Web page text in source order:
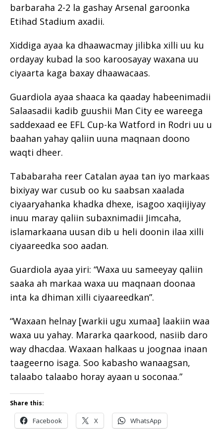
barbaraha 2-2 la gashay Arsenal garoonka
Etihad Stadium axadii.
Xiddiga ayaa ka dhaawacmay jilibka xilli uu ku
ordayay kubad la soo karoosayay waxana uu
ciyaarta kaga baxay dhaawacaas.
Guardiola ayaa shaaca ka qaaday habeenimadii
Salaasadii kadib guushii Man City ee wareega
saddexaad ee EFL Cup-ka Watford in Rodri uu u
baahan yahay qaliin uuna maqnaan doono
waqti dheer.
Tababaraha reer Catalan ayaa tan iyo markaas
bixiyay war cusub oo ku saabsan xaalada
ciyaaryahanka khadka dhexe, isagoo xaqiijiyay
inuu maray qaliin subaxnimadii Jimcaha,
islamarkaana uusan dib u heli doonin ilaa xilli
ciyaareedka soo aadan.
Guardiola ayaa yiri: “Waxa uu sameeyay qaliin
saaka ah markaa waxa uu maqnaan doonaa
inta ka dhiman xilli ciyaareedkan”.
“Waxaan helnay [warkii ugu xumaa] laakiin waa
waxa uu yahay. Mararka qaarkood, nasiib daro
way dhacdaa. Waxaan halkaas u joognaa inaan
taageerno isaga. Soo kabasho wanaagsan,
talaabo talaabo horay ayaan u soconaa.”
Share this:
Facebook X WhatsApp